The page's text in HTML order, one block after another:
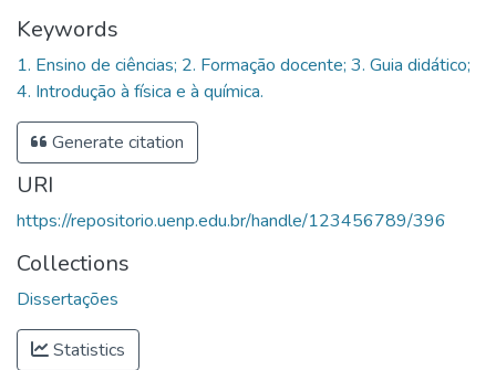
Keywords
1. Ensino de ciências; 2. Formação docente; 3. Guia didático;
4. Introdução à física e à química.
Generate citation
URI
https://repositorio.uenp.edu.br/handle/123456789/396
Collections
Dissertações
Statistics